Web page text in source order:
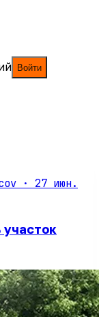
Войти
· 27 июн.
участок